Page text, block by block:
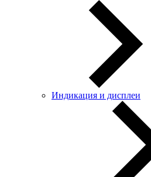
Индикация и дисплеи